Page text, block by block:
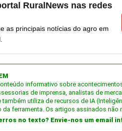
RuralNews nas redes
as principais notícias do agro em
informativo sobre
de imprensa, analistas de
também utiliza de recursos de IA
da ferramenta. Os artigos assinados
no texto? Envie-nos um email